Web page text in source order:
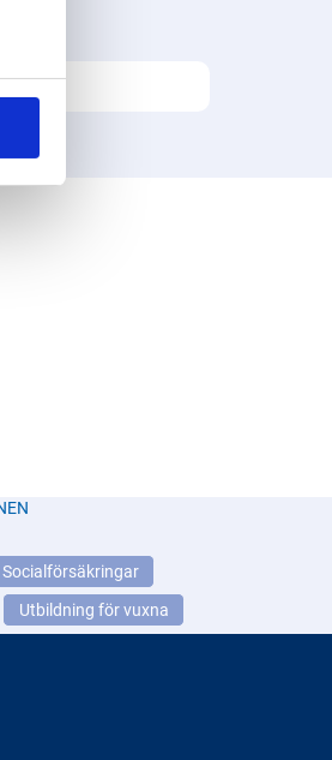
Socialförsäkringar
Utbildning för vuxna